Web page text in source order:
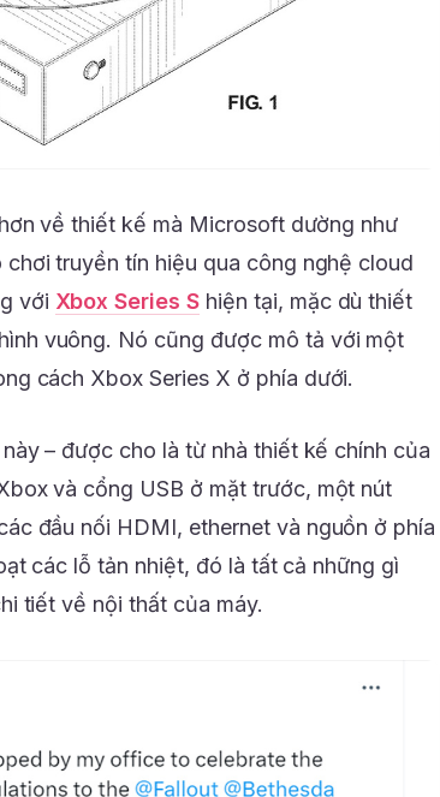
về thiết kế mà Microsoft dường như
truyền tín hiệu qua công nghệ cloud
với Xbox Series S hiện tại, mặc dù thiết
vuông. Nó cũng được mô tả với một
cách Xbox Series X ở phía dưới.
– được cho là từ nhà thiết kế chính của
và cổng USB ở mặt trước, một nút
đầu nối HDMI, ethernet và nguồn ở phía
các lỗ tản nhiệt, đó là tất cả những gì
tiết về nội thất của máy.